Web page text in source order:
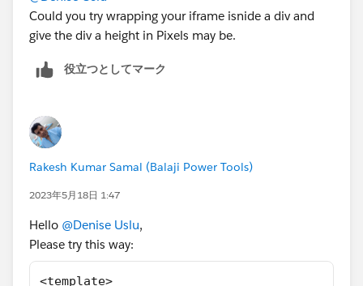
Could you try wrapping your iframe isnide a div and
give the div a height in Pixels may be.
役立つとしてマーク
Rakesh Kumar Samal (Balaji Power Tools)
2023年5月18日 1:47
Hello @Denise Uslu,
Please try this way:
<template>